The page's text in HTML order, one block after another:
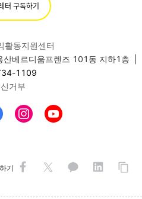
터 구독하기
활동지원센터
베르디움프렌즈 101동 지하1층 |
1109
거부
기